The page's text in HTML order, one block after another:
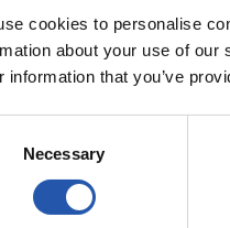
cookies to personalise
about your use of
information that you’ve
Necessary